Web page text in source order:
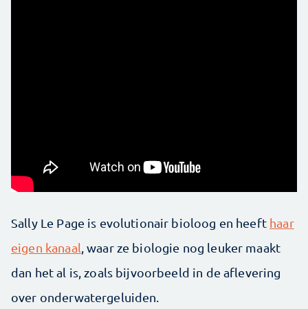
Sally Le Page is evolutionair bioloog en heeft haar
eigen kanaal , waar ze biologie nog leuker maakt
dan het al is, zoals bijvoorbeeld in de aflevering
over onderwatergeluiden.